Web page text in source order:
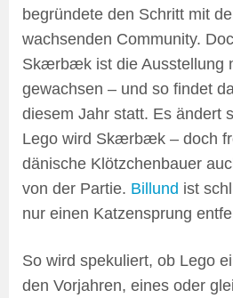
begründete den Schritt mit
wachsenden Community.
Skærbæk ist die Ausstellung
gewachsen – und so findet
diesem Jahr statt. Es ändert
Lego wird Skærbæk – doch
dänische Klötzchenbauer
von der Partie. Billund ist
nur einen Katzensprung
So wird spekuliert, ob Lego
den Vorjahren, eines oder